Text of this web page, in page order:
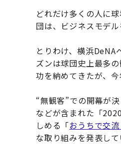
どれだけ多くの人に
団は、ビジネスモデ
とりわけ、横浜DeNA
ズンは球団史上最多
功を納めてきたが、
“無観客”での開幕が
などが含まれた「
しめる「おうちで交
な取り組みを発表して